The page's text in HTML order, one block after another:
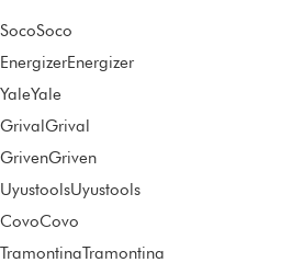
SocoSoco
EnergizerEnergizer
YaleYale
GrivalGrival
GrivenGriven
UyustoolsUyustools
CovoCovo
TramontinaTramontina